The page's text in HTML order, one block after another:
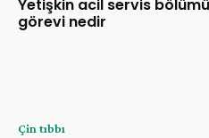
Yetişkin acil servis bölümü
görevi nedir
Çin tıbbı